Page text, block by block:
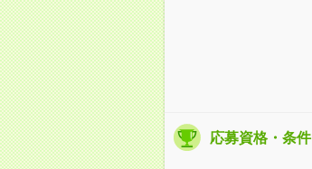
応募資格・条件